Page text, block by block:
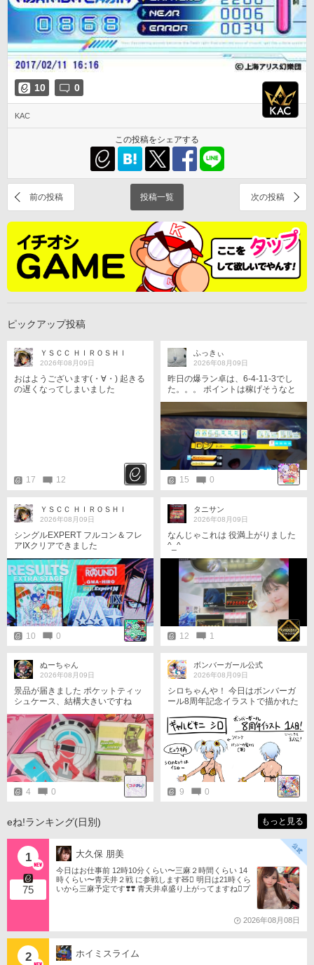
10 0
KAC
この投稿をシェアする
前の投稿 投稿一覧 次の投稿
ピックアップ投稿
ＹＳＣＣ ＨＩＲＯＳＨＩ
2026年08月09日
おはようございます(・∀・) 起きる
の遅くなってしまいました
17 12
ふっきぃ
2026年08月09日
昨日の爆ラン卓は、6-4-11-3でし
た。。。 ポイントは稼げそうなと
きしか狙わず、 あとはボムを回避
するお仕事となっています(⁠๑⁠•⁠﹏⁠•⁠)
追伸、チンイツトイトイ。。。
15 0
ＹＳＣＣ ＨＩＲＯＳＨＩ
2026年08月09日
シングルEXPERT フルコン＆フレ
アⅨクリアできました
10 0
タニサン
2026年08月09日
なんじゃこれは 役満上がりました
^_^
12 1
ぬーちゃん
2026年08月09日
景品が届きました ポケットティッ
シュケース、結構大きいですね
4 0
ボンバーガール公式
2026年08月09日
シロちゃんや！ 今日はボンバーガ
ール8周年記念イラストで描かれた
を公開しちゃうよ！ ところで何で
ヒョウ柄になるとギャルっぽいの
かな？ それなら蛇柄や虎柄だとど
んな印象になるのか… 他にも人間
柄とか…ってそれ裸ですやん！ マ
スターのドベケスー！
9
0
eね!ランキング(日別) もっと見る
1
75
大久保 朋美
今日はお仕事前 12時10分くらい〜三麻２時間くらい 14
時くらい〜青天井２戦 に参戦します🧸󾬏 明日は21時くら
いから三麻予定です❣️❣️ 青天井卓盛り上がってますね󾬌️プ
2026年08月08日
2 ホイミスライム